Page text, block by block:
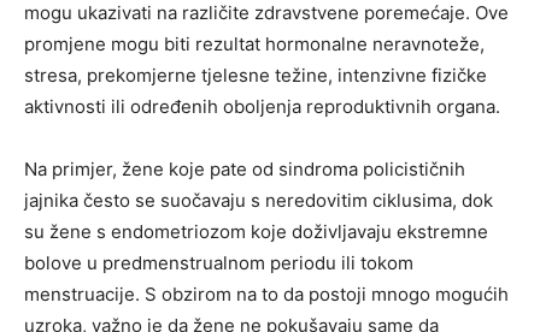
mogu ukazivati na različite zdravstvene poremećaje. Ove
promjene mogu biti rezultat hormonalne neravnoteže,
stresa, prekomjerne tjelesne težine, intenzivne fizičke
aktivnosti ili određenih oboljenja reproduktivnih organa.
Na primjer, žene koje pate od sindroma policističnih
jajnika često se suočavaju s neredovitim ciklusima, dok
su žene s endometriozom koje doživljavaju ekstremne
bolove u predmenstrualnom periodu ili tokom
menstruacije. S obzirom na to da postoji mnogo mogućih
uzroka, važno je da žene ne pokušavaju same da